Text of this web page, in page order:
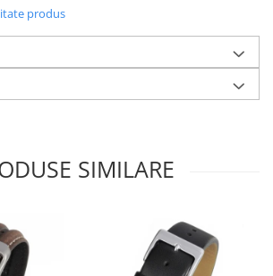
produs
SIMILARE